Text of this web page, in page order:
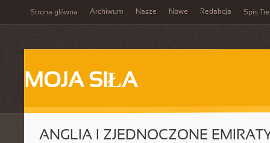
Strona główna Archiwum Nasze Nowe Redakcja Spis
MOJA SIŁA
ANGLIA I ZJEDNOCZONE